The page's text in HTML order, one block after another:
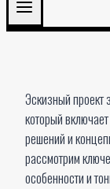
Эскизный проект
который
решений и
рассмотрим
особенности и